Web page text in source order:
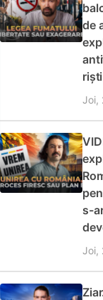
de
riști
Joi,
s-
Joi,